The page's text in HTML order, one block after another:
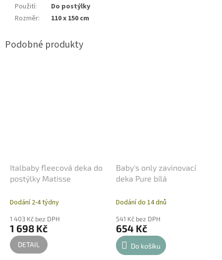
Použití:
Do postýlky
Rozměr: 110 x 150 cm
Italbaby fleecová deka do
postýlky Matisse
Dodání 2-4 týdny
1 403 Kč bez DPH
1 698 Kč
DETAIL
Baby's only zavinovací
deka Pure bílá
Dodání do 14 dnů
541 Kč bez DPH
654 Kč
Do košíku